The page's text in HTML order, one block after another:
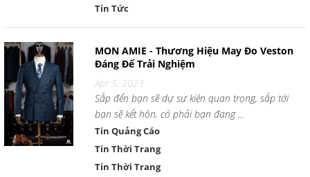
Tin Tức
MON AMIE - Thương Hiệu May Đo Veston
Đáng Để Trải Nghiệm
Apr 5, 2023
Sắp đến bạn sẽ dự sự kiện quan trọng, sắp tới
bạn sẽ kết hôn, có phải bạn đang ...
Tin Quảng Cáo
Tin Thời Trang
Tin Thời Trang